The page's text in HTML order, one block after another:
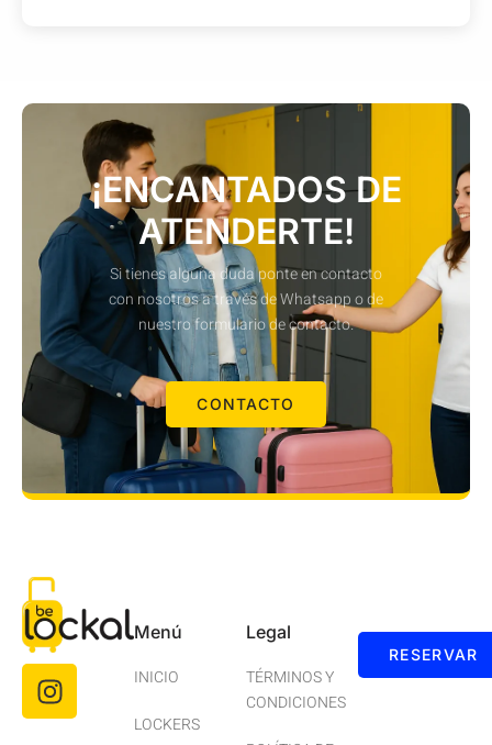
¡ENCANTADOS DE
ATENDERTE!
Si tienes alguna duda ponte en contacto
con nosotros a través de Whatsapp o de
nuestro formulario de contacto.
CONTACTO
Menú
INICIO
LOCKERS
Legal
TÉRMINOS Y
CONDICIONES
RESERVAR